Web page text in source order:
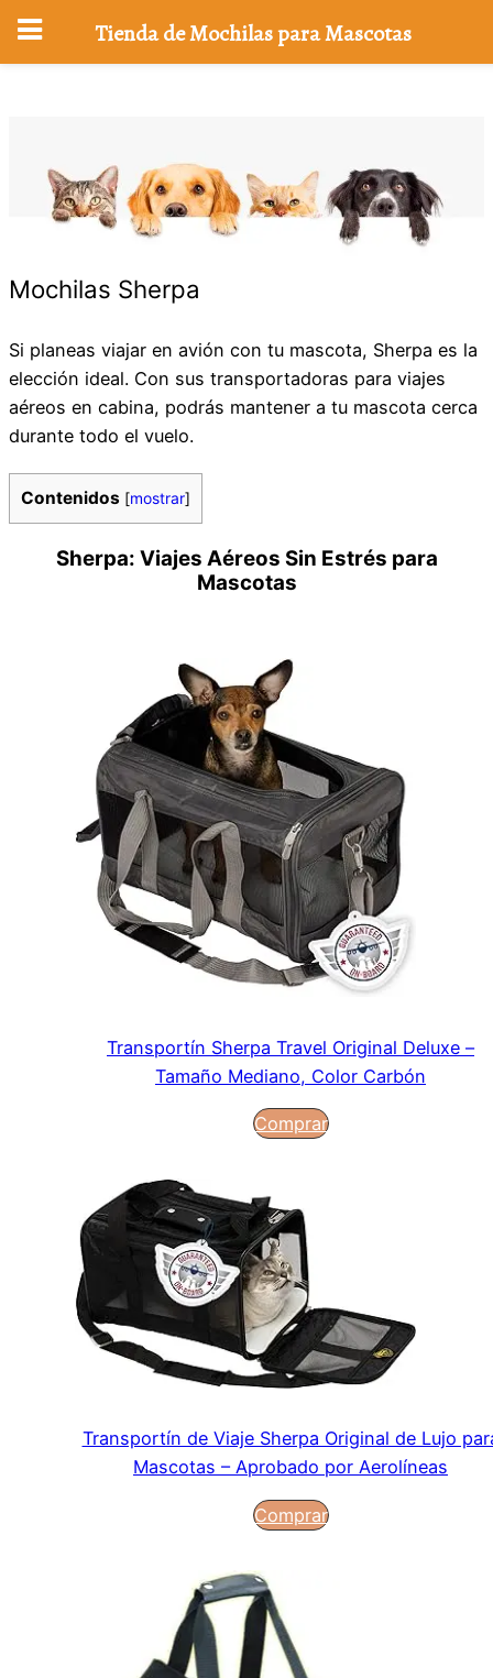
Mochilas Sherpa
Si planeas viajar en avión con tu mascota, Sherpa es la
elección ideal. Con sus transportadoras para viajes
aéreos en cabina, podrás mantener a tu mascota cerca
durante todo el vuelo.
Contenidos [mostrar]
Sherpa: Viajes Aéreos Sin Estrés para
Mascotas
Transportín Sherpa Travel Original Deluxe –
Tamaño Mediano, Color Carbón
Comprar
Transportín de Viaje Sherpa Original de Lujo
Mascotas – Aprobado por Aerolíneas
Comprar
Tienda de Mochilas para Mascotas